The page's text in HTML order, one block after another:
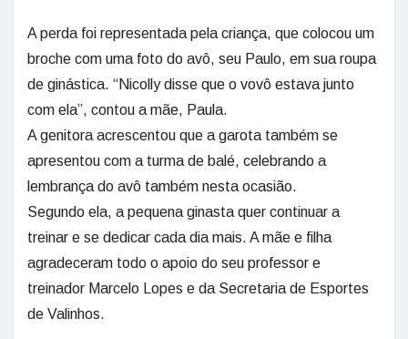
A perda foi representada pela criança, que colocou um
broche com uma foto do avô, seu Paulo, em sua roupa
de ginástica. “Nicolly disse que o vovô estava junto
com ela”, contou a mãe, Paula.
A genitora acrescentou que a garota também se
apresentou com a turma de balé, celebrando a
lembrança do avô também nesta ocasião.
Segundo ela, a pequena ginasta quer continuar a
treinar e se dedicar cada dia mais. A mãe e filha
agradeceram todo o apoio do seu professor e
treinador Marcelo Lopes e da Secretaria de Esportes
de Valinhos.